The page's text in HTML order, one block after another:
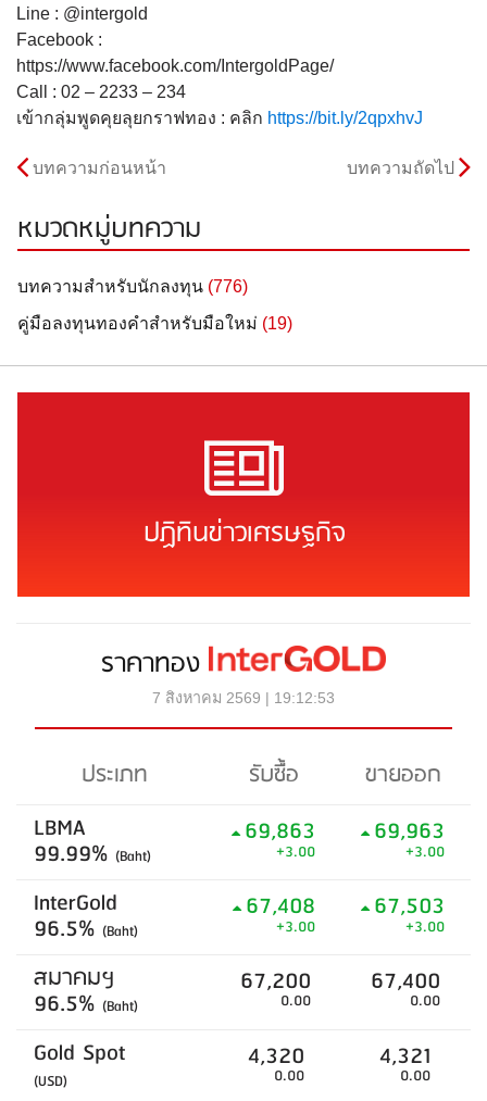
Line : @intergold
Facebook :
https://www.facebook.com/IntergoldPage/
Call : 02 – 2233 – 234
เข้ากลุ่มพูดคุยลุยกราฟทอง : คลิก https://bit.ly/2qpxhvJ
บทความก่อนหน้า บทความถัดไป
หมวดหมู่บทความ
บทความสำหรับนักลงทุน (776)
คู่มือลงทุนทองคำสำหรับมือใหม่ (19)
ปฏิทินข่าวเศรษฐกิจ
ราคาทอง
7 สิงหาคม 2569 | 19:12:53
ประเภท รับซื้อ
ขายออก
LBMA
99.99% (Baht)
69,863
+3.00
69,963
+3.00
InterGold
96.5% (Baht)
67,408
+3.00
67,503
+3.00
สมาคมฯ
96.5% (Baht)
67,200
0.00
67,400
0.00
Gold Spot
(USD)
4,320
0.00
4,321
0.00